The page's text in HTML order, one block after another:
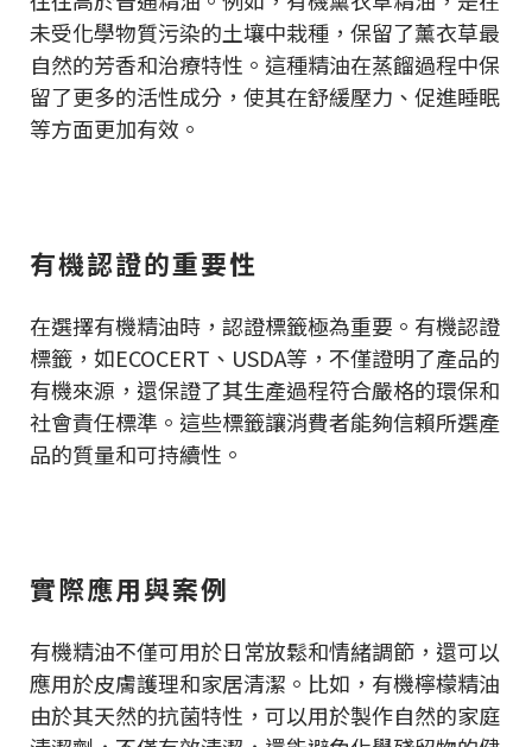
未受化學物質污染的土壤中栽種，保留了薰衣草最
自然的芳香和治療特性。這種精油在蒸餾過程中保
留了更多的活性成分，使其在舒緩壓力、促進睡眠
等方面更加有效。
有機認證的重要性
在選擇有機精油時，認證標籤極為重要。有機認證
標籤，如ECOCERT、USDA等，不僅證明了產品的
有機來源，還保證了其生產過程符合嚴格的環保和
社會責任標準。這些標籤讓消費者能夠信賴所選產
品的質量和可持續性。
實際應用與案例
有機精油不僅可用於日常放鬆和情緒調節，還可以
應用於皮膚護理和家居清潔。比如，有機檸檬精油
由於其天然的抗菌特性，可以用於製作自然的家庭